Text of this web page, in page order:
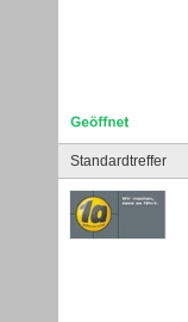
Standardtreffer